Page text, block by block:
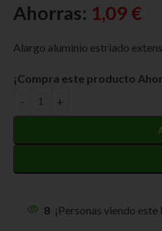
Ahorras: 1,09 €
Alargo aluminio estriado
¡Compra este producto
8 ¡Personas viendo